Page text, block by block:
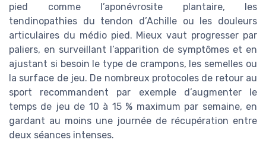
pied comme l’aponévrosite plantaire, les
tendinopathies du tendon d’Achille ou les douleurs
articulaires du médio pied. Mieux vaut progresser par
paliers, en surveillant l’apparition de symptômes et en
ajustant si besoin le type de crampons, les semelles ou
la surface de jeu. De nombreux protocoles de retour au
sport recommandent par exemple d’augmenter le
temps de jeu de 10 à 15 % maximum par semaine, en
gardant au moins une journée de récupération entre
deux séances intenses.